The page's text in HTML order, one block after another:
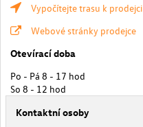
Vypočítejte trasu k prodejci
Webové stránky prodejce
Otevírací doba
Po - Pá 8 - 17 hod
So 8 - 12 hod
Kontaktní osoby